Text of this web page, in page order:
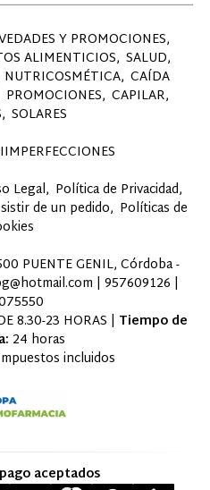
Y PROMOCIONES
ALIMENTICIOS SALUD
NUTRICOSMÉTICA CAÍDA
PROMOCIONES CAPILAR
SOLARES
Legal Política de Privacidad
de un pedido Políticas de
PUENTE GENIL, Córdoba -
| 957609126 |
8.30-23 HORAS | Tiempo de
24 horas
incluidos
aceptados